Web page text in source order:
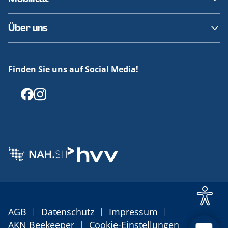
Fundsachen
Häufige Fragen
Barrierefreies Reisen
Erklärung Barrierefreiheit
Über uns
Offenlegungen
Finden Sie uns auf Social Media!
AGB | Datenschutz | Impressum |
AKN Beekeeper | Cookie-Einstellungen